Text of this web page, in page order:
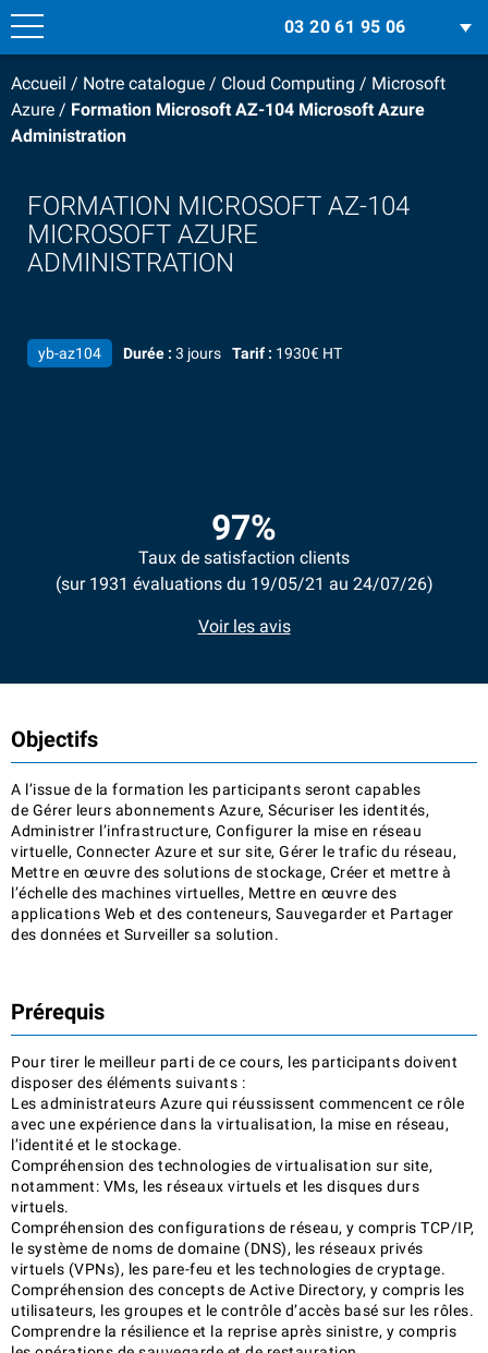
03 20 61 95 06
Accueil / Notre catalogue / Cloud Computing / Microsoft
Azure / Formation Microsoft AZ-104 Microsoft Azure
Administration
FORMATION MICROSOFT AZ-104
MICROSOFT AZURE
ADMINISTRATION
yb-az104 Durée : 3 jours Tarif : 1930€ HT
97%
Taux de satisfaction clients
(sur 1931 évaluations du 19/05/21 au 24/07/26)
Voir les avis
Objectifs
A l’issue de la formation les participants seront capables
de Gérer leurs abonnements Azure, Sécuriser les identités,
Administrer l’infrastructure, Configurer la mise en réseau
virtuelle, Connecter Azure et sur site, Gérer le trafic du réseau,
Mettre en œuvre des solutions de stockage, Créer et mettre à
l’échelle des machines virtuelles, Mettre en œuvre des
applications Web et des conteneurs, Sauvegarder et Partager
des données et Surveiller sa solution.
Prérequis
Pour tirer le meilleur parti de ce cours, les participants doivent
disposer des éléments suivants :
Les administrateurs Azure qui réussissent commencent ce rôle
avec une expérience dans la virtualisation, la mise en réseau,
l’identité et le stockage.
Compréhension des technologies de virtualisation sur site,
notamment: VMs, les réseaux virtuels et les disques durs
virtuels.
Compréhension des configurations de réseau, y compris TCP/IP,
le système de noms de domaine (DNS), les réseaux privés
virtuels (VPNs), les pare-feu et les technologies de cryptage.
Compréhension des concepts de Active Directory, y compris les
utilisateurs, les groupes et le contrôle d’accès basé sur les rôles.
Comprendre la résilience et la reprise après sinistre, y compris